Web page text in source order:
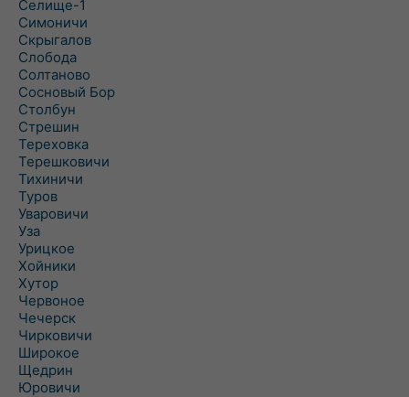
Селище-1
Симоничи
Скрыгалов
Слобода
Солтаново
Сосновый Бор
Столбун
Стрешин
Тереховка
Терешковичи
Тихиничи
Туров
Уваровичи
Уза
Урицкое
Хойники
Хутор
Червоное
Чечерск
Чирковичи
Широкое
Щедрин
Юровичи